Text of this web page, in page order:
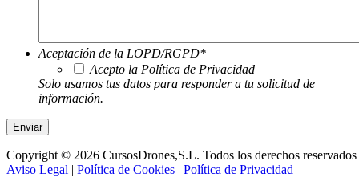
Aceptación de la LOPD/RGPD*
Acepto la Política de Privacidad
Solo usamos tus datos para responder a tu solicitud de
información.
Copyright © 2026 CursosDrones,S.L. Todos los derechos reservados
Aviso Legal | Política de Cookies | Política de Privacidad